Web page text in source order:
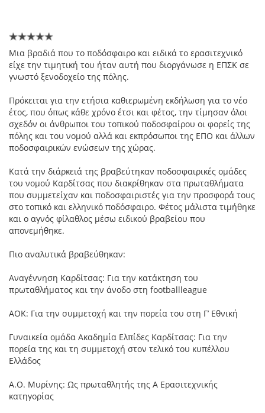
Μια βραδιά που το ποδόσφαιρο και ειδικά το ερασιτεχνικό
είχε την τιμητική του ήταν αυτή που διοργάνωσε η ΕΠΣΚ σε
γνωστό ξενοδοχείο της πόλης.
Πρόκειται για την ετήσια καθιερωμένη εκδήλωση για το νέο
έτος, που όπως κάθε χρόνο έτσι και φέτος, την τίμησαν όλοι
σχεδόν οι άνθρωποι του τοπικού ποδοσφαίρου οι φορείς της
πόλης και του νομού αλλά και εκπρόσωποι της ΕΠΟ και άλλων
ποδοσφαιρικών ενώσεων της χώρας.
Κατά την διάρκειά της βραβεύτηκαν ποδοσφαιρικές ομάδες
του νομού Καρδίτσας που διακρίθηκαν στα πρωταθλήματα
που συμμετείχαν και ποδοσφαιριστές για την προσφορά τους
στο τοπικό και ελληνικό ποδόσφαιρο. Φέτος μάλιστα τιμήθηκε
και ο αγνός φίλαθλος μέσω ειδικού βραβείου που
απονεμήθηκε.
Πιο αναλυτικά βραβεύθηκαν:
Αναγέννηση Καρδίτσας: Για την κατάκτηση του
πρωταθλήματος και την άνοδο στη footballleague
ΑΟΚ: Για την συμμετοχή και την πορεία του στη Γ’ Εθνική
Γυναικεία ομάδα Ακαδημία Ελπίδες Καρδίτσας: Για την
πορεία της και τη συμμετοχή στον τελικό του κυπέλλου
Ελλάδος
Α.Ο. Μυρίνης: Ως πρωταθλητής της Α Ερασιτεχνικής
κατηγορίας